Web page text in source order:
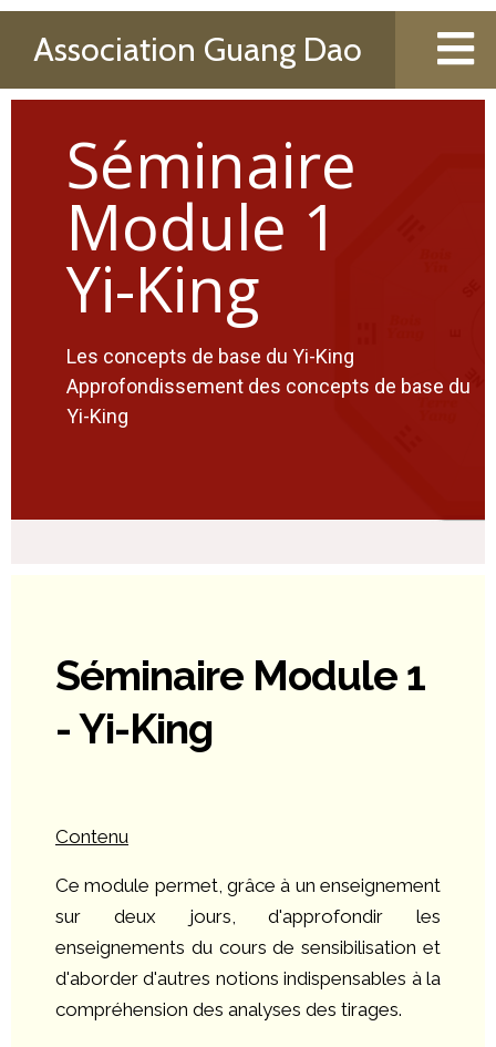
Association Guang Dao
Séminaire
Module 1
Yi-King
Les concepts de base du Yi-King
Approfondissement des concepts de base du
Yi-King
Séminaire Module 1
- Yi-King
Contenu
Ce module permet, grâce à un enseignement
sur deux jours, d'approfondir les
enseignements du cours de sensibilisation et
d'aborder d'autres notions indispensables à la
compréhension des analyses des tirages.